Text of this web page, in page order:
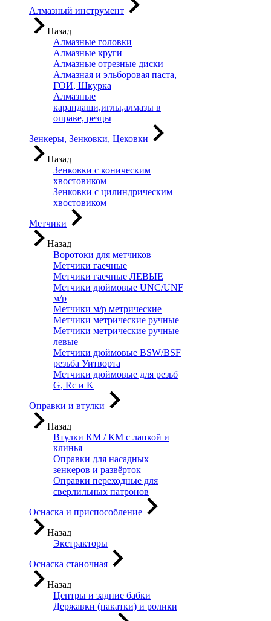
Алмазный инструмент
Назад
Алмазные головки
Алмазные круги
Алмазные отрезные диски
Алмазная и эльборовая паста,
ГОИ, Шкурка
Алмазные
карандаши,иглы,алмазы в
оправе, резцы
Зенкеры, Зенковки, Цековки
Назад
Зенковки с коническим
хвостовиком
Зенковки с цилиндрическим
хвостовиком
Метчики
Назад
Воротоки для метчиков
Метчики гаечные
Метчики гаечные ЛЕВЫЕ
Метчики дюймовые UNC/UNF
м/р
Метчики м/р метрические
Метчики метрические ручные
Метчики метрические ручные
левые
Метчики дюймовые BSW/BSF
резьба Уитворта
Метчики дюймовые для резьб
G, Rc и K
Оправки и втулки
Назад
Втулки КМ / КМ с лапкой и
клинья
Оправки для насадных
зенкеров и развёрток
Оправки переходные для
сверлильных патронов
Оснаска и приспособление
Назад
Экстракторы
Оснаска станочная
Назад
Центры и задние бабки
Державки (накатки) и ролики